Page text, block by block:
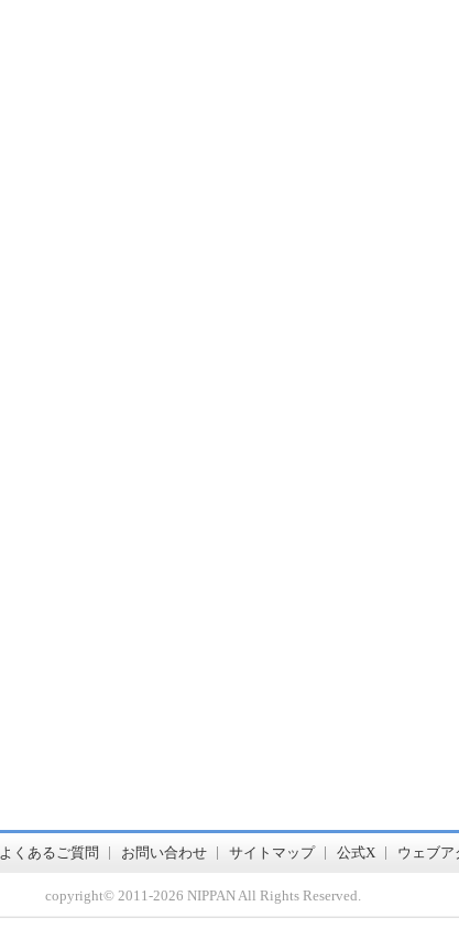
よくあるご質問 お問い合わせ サイトマップ 公式X ウェブア
copyright© 2011-2026 NIPPAN All Rights Reserved.